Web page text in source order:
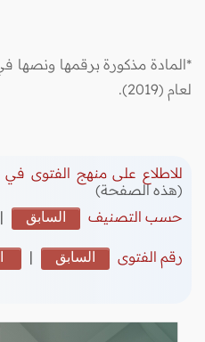
*المادة مذكورة برقمها ونصها
لعام (2019).
للاطلاع على منهج الفتوى في
(هذه الصفحة)
حسب التصنيف
السابق |
رقم الفتوى السابق |